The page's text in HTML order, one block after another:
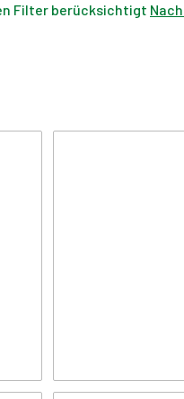
Filter berücksichtigt